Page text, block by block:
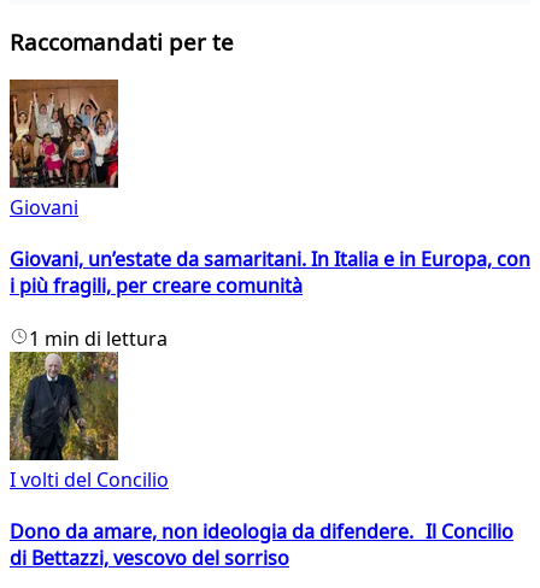
Raccomandati per te
Giovani
Giovani, un’estate da samaritani. In Italia e in Europa, con
i più fragili, per creare comunità
1 min di lettura
I volti del Concilio
Dono da amare, non ideologia da difendere. Il Concilio
di Bettazzi, vescovo del sorriso